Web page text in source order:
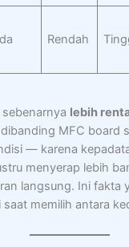
Rendah
lebih
MFC board
— karena
menyerap lebih
langsung. Ini fakta
memilih antara